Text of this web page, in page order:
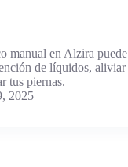
manual en Alzira puede
de líquidos, aliviar
tus piernas.
2025